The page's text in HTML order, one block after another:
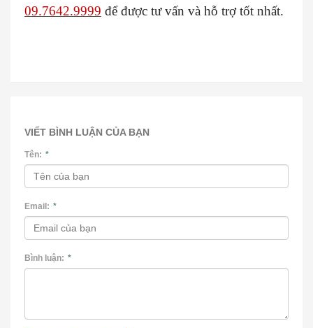
09.7642.9999 để được tư vấn và hỗ trợ tốt nhất.
VIẾT BÌNH LUẬN CỦA BẠN
Tên: *
Email: *
Bình luận: *